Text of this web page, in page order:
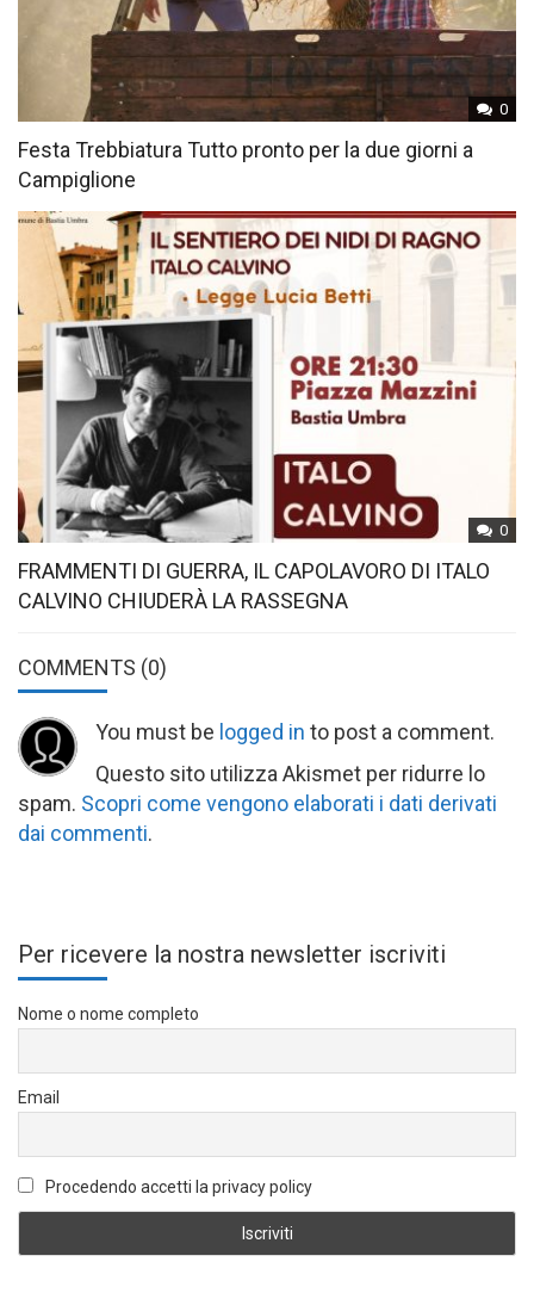
0
Festa Trebbiatura Tutto pronto per la due giorni a
Campiglione
0
FRAMMENTI DI GUERRA, IL CAPOLAVORO DI ITALO
CALVINO CHIUDERÀ LA RASSEGNA
COMMENTS (0)
You must be logged in to post a comment.
Questo sito utilizza Akismet per ridurre lo
spam. Scopri come vengono elaborati i dati derivati
dai commenti.
Per ricevere la nostra newsletter iscriviti
Nome o nome completo
Email
Procedendo accetti la privacy policy